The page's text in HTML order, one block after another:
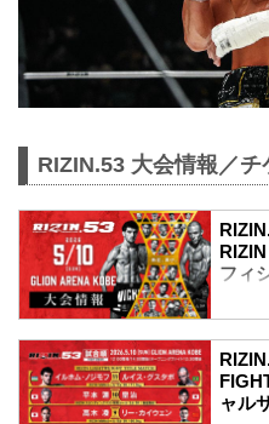
RIZIN.53 大会情報／チ
フィ
【
vs. ル
ャル